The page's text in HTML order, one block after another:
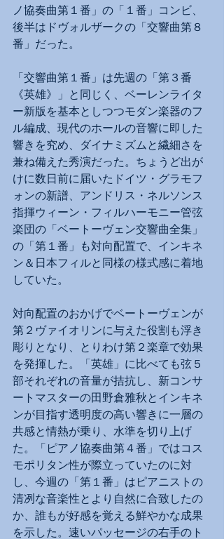
ノ協奏曲第１番」の「１番」コンビ、
後半はドヴォルザークの「交響曲第８
番」だった。
「交響曲第１番」は先週の「第３番
《英雄》」と同じく、ベーレンライタ
ー新版を基本としつつモダン楽器のフ
ル編成、現代のホールの音響に即した
響きを究め、ダイナミズムと繊細さを
兼ね備えた秀演だった。ちょうど出が
けに数日前に届いたドイツ・グラモフ
ォンの新譜、アンドリス・ネルソンス
指揮ウィーン・フィルハーモニー管弦
楽団の「ベートーヴェン交響曲全集」
の「第１番」も対向配置で、インキネ
ン＆日本フィルと同様の様式感に着地
していた。
対向配置のおかげでベートーヴェンが
第２ヴァイオリンに与えた役割も浮き
彫りとなり、とりわけ第２楽章で効果
を発揮した。「英雄」に比べても弦５
部それぞれの音量が拮抗し、新コンサ
ートマスターの田野倉雅秋とインキネ
ンが目指す透明度の高い響きに一層の
共感と情熱が乗り、水準を切り上げ
た。「ピアノ協奏曲第４番」ではコス
モポリタン性が際立っていたのに対
し、今週の「第１番」はピアニストの
清冽な音楽性とより自然に合致したの
か、誰もが好感を覚える鮮やかな成果
を示した。速いパッセージの右手のト